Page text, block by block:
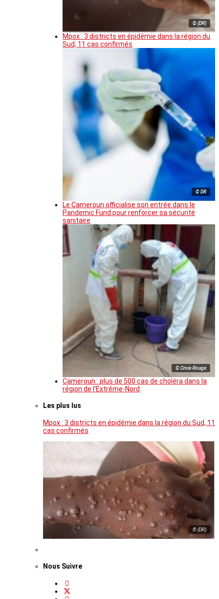
© (DR)
Mpox : 3 districts en épidémie dans la région du
Sud, 11 cas confirmés
© DR
Le Cameroun officialise son entrée dans le
Pandemic Fund pour renforcer sa sécurité
sanitaire
© Croix-Rouge
Cameroun : plus de 500 cas de choléra dans la
région de l’Extrême-Nord
Les plus lus
Mpox : 3 districts en épidémie dans la région du Sud, 11
cas confirmés
© (DR)
Nous Suivre